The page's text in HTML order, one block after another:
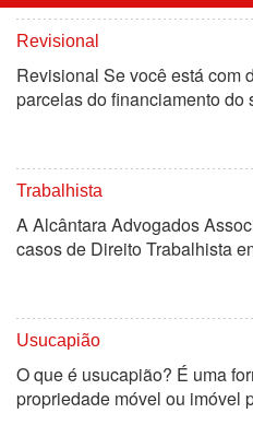
Revisional
Revisional Se você está com
parcelas do financiamento do
Trabalhista
A Alcântara Advogados
casos de Direito Trabalhista
Usucapião
O que é usucapião? É uma
propriedade móvel ou imóvel